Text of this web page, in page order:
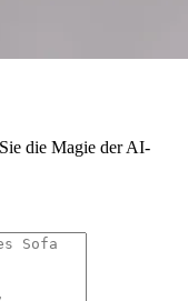
die Magie der AI-